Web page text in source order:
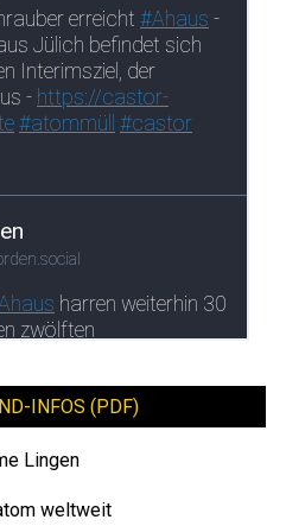
INFOS (PDF)
Lingen
weltweit